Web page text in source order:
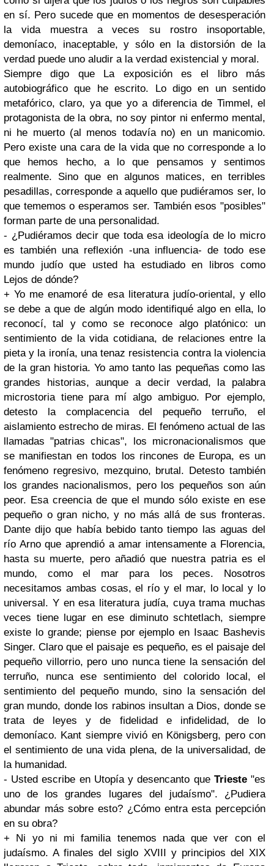
en sí. Pero sucede que en momentos de desesperación
la vida muestra a veces su rostro insoportable,
demoníaco, inaceptable, y sólo en la distorsión de la
verdad puede uno aludir a la verdad existencial y moral.
Siempre digo que La exposición es el libro más
autobiográfico que he escrito. Lo digo en un sentido
metafórico, claro, ya que yo a diferencia de Timmel, el
protagonista de la obra, no soy pintor ni enfermo mental,
ni he muerto (al menos todavía no) en un manicomio.
Pero existe una cara de la vida que no corresponde a lo
que hemos hecho, a lo que pensamos y sentimos
realmente. Sino que en algunos matices, en terribles
pesadillas, corresponde a aquello que pudiéramos ser, lo
que tememos o esperamos ser. También esos "posibles"
forman parte de una personalidad.
- ¿Pudiéramos decir que toda esa ideología de lo micro
es también una reflexión -una influencia- de todo ese
mundo judío que usted ha estudiado en libros como
Lejos de dónde?
+ Yo me enamoré de esa literatura judío-oriental, y ello
se debe a que de algún modo identifiqué algo en ella, lo
reconocí, tal y como se reconoce algo platónico: un
sentimiento de la vida cotidiana, de relaciones entre la
pieta y la ironía, una tenaz resistencia contra la violencia
de la gran historia. Yo amo tanto las pequeñas como las
grandes historias, aunque a decir verdad, la palabra
microstoria tiene para mí algo ambiguo. Por ejemplo,
detesto la complacencia del pequeño terruño, el
aislamiento estrecho de miras. El fenómeno actual de las
llamadas "patrias chicas", los micronacionalismos que
se manifiestan en todos los rincones de Europa, es un
fenómeno regresivo, mezquino, brutal. Detesto también
los grandes nacionalismos, pero los pequeños son aún
peor. Esa creencia de que el mundo sólo existe en ese
pequeño o gran nicho, y no más allá de sus fronteras.
Dante dijo que había bebido tanto tiempo las aguas del
río Arno que aprendió a amar intensamente a Florencia,
hasta su muerte, pero añadió que nuestra patria es el
mundo, como el mar para los peces. Nosotros
necesitamos ambas cosas, el río y el mar, lo local y lo
universal. Y en esa literatura judía, cuya trama muchas
veces tiene lugar en ese diminuto schtetlach, siempre
existe lo grande; piense por ejemplo en Isaac Bashevis
Singer. Claro que el paisaje es pequeño, es el paisaje del
pequeño villorrio, pero uno nunca tiene la sensación del
terruño, nunca ese sentimiento del colorido local, el
sentimiento del pequeño mundo, sino la sensación del
gran mundo, donde los rabinos insultan a Dios, donde se
trata de leyes y de fidelidad e infidelidad, de lo
demoníaco. Kant siempre vivió en Königsberg, pero con
el sentimiento de una vida plena, de la universalidad, de
la humanidad.
- Usted escribe en Utopía y desencanto que Trieste"es
uno de los grandes lugares del judaísmo". ¿Pudiera
abundar más sobre esto? ¿Cómo entra esta percepción
en su obra?
+ Ni yo ni mi familia tenemos nada que ver con el
judaísmo. A finales del siglo XVIII y principios del XIX